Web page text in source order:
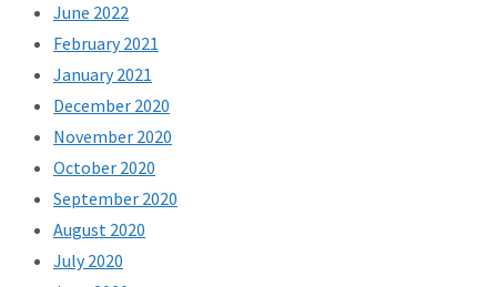
June 2022
February 2021
January 2021
December 2020
November 2020
October 2020
September 2020
August 2020
July 2020